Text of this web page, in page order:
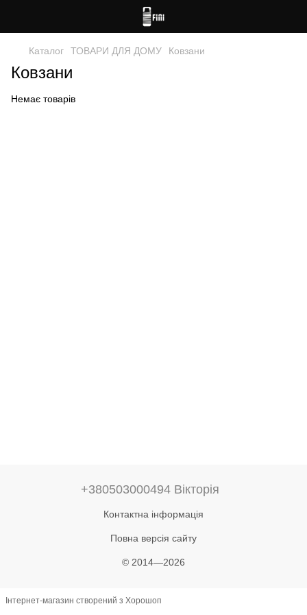
Каталог ТОВАРИ ДЛЯ ДОМУ Ковзани
Ковзани
Немає товарів
+380503000494 Вікторія
Контактна інформація
Повна версія сайту
© 2014—2026
Інтернет-магазин створений з Хорошоп